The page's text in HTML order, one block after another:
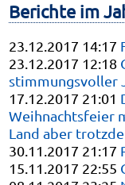
Berichte im
23.12.2017 14:17
23.12.2017 12:18
stimmungsvoller
17.12.2017 21:01
Weihnachtsfeier
Land aber
30.11.2017 21:17
15.11.2017 22:55